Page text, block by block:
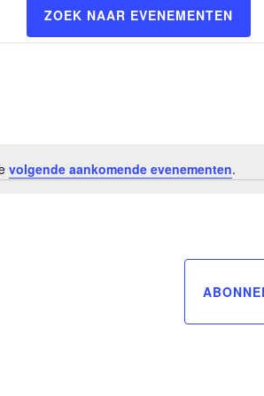
volgende aankomende evenementen.
ZOEK NAAR EVENEMENTEN